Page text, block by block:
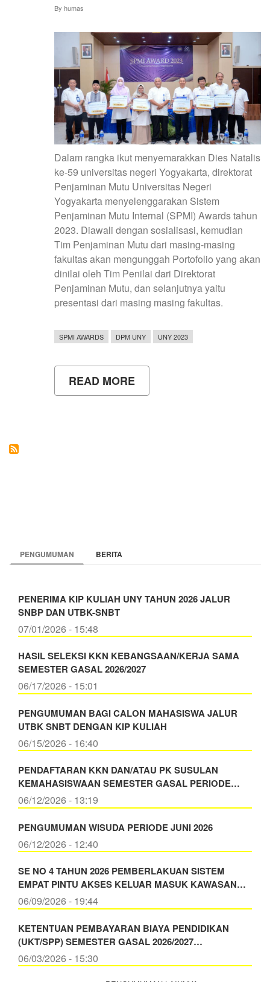
By humas
Dalam rangka ikut menyemarakkan Dies Natalis
ke-59 universitas negeri Yogyakarta, direktorat
Penjaminan Mutu Universitas Negeri
Yogyakarta menyelenggarakan Sistem
Penjaminan Mutu Internal (SPMI) Awards tahun
2023. Diawali dengan sosialisasi, kemudian
Tim Penjaminan Mutu dari masing-masing
fakultas akan mengunggah Portofolio yang akan
dinilai oleh Tim Penilai dari Direktorat
Penjaminan Mutu, dan selanjutnya yaitu
presentasi dari masing masing fakultas.
SPMI AWARDS DPM UNY UNY 2023
READ MORE
SPMI
PENGUMUMAN BERITA
PENERIMA KIP KULIAH UNY TAHUN 2026 JALUR
SNBP DAN UTBK-SNBT
07/01/2026 - 15:48
HASIL SELEKSI KKN KEBANGSAAN/KERJA SAMA
SEMESTER GASAL 2026/2027
06/17/2026 - 15:01
PENGUMUMAN BAGI CALON MAHASISWA JALUR
UTBK SNBT DENGAN KIP KULIAH
06/15/2026 - 16:40
PENDAFTARAN KKN DAN/ATAU PK SUSULAN
KEMAHASISWAAN SEMESTER GASAL PERIODE…
06/12/2026 - 13:19
PENGUMUMAN WISUDA PERIODE JUNI 2026
06/12/2026 - 12:40
SE NO 4 TAHUN 2026 PEMBERLAKUAN SISTEM
EMPAT PINTU AKSES KELUAR MASUK KAWASAN…
06/09/2026 - 19:44
KETENTUAN PEMBAYARAN BIAYA PENDIDIKAN
(UKT/SPP) SEMESTER GASAL 2026/2027…
06/03/2026 - 15:30